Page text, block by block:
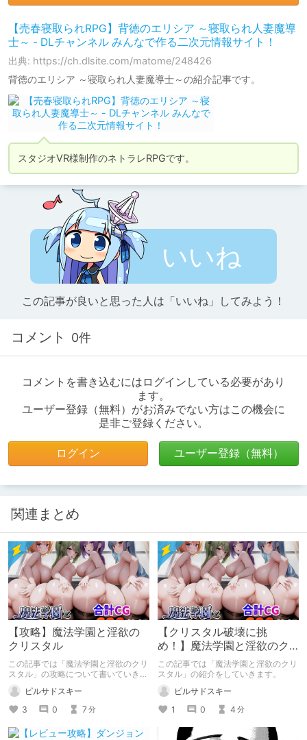
【売春寝取られRPG】背徳のエリシア ～寝取られ人妻魔導
士～ - DLチャンネル みんなで作る二次元情報サイト！
出典: https://ch.dlsite.com/matome/248426
背徳のエリシア ～寝取られ人妻魔導士～の紹介記事です。
スタジオVR様制作のネトラレRPGです。
いいね
この記事が良いと思った人は「いいね」してみよう！
コメント 0件
コメントを書き込むにはログインしている必要があり
ます。
ユーザー登録（無料）がお済みでない方はこの機会に
是非ご登録ください。
ログイン ユーザー登録（無料）
関連まとめ
【攻略】魔法学園と淫欲の
クリスタル
この記事では「魔法学園と淫欲のクリ
スタル」の攻略について書いていきま
す。
ピルサドスキー
3
0 7分
【クリスタル破壊に挑
め！】魔法学園と淫欲のク
リスタル
この記事では「魔法学園と淫欲のクリ
スタル」の紹介をしていきます。
ピルサドスキー
1
0 4 分